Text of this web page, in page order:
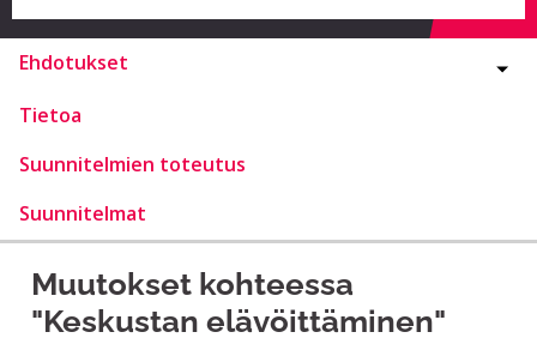
Ehdotukset
Tietoa
Suunnitelmien toteutus
Suunnitelmat
Muutokset kohteessa
"Keskustan elävöittäminen"